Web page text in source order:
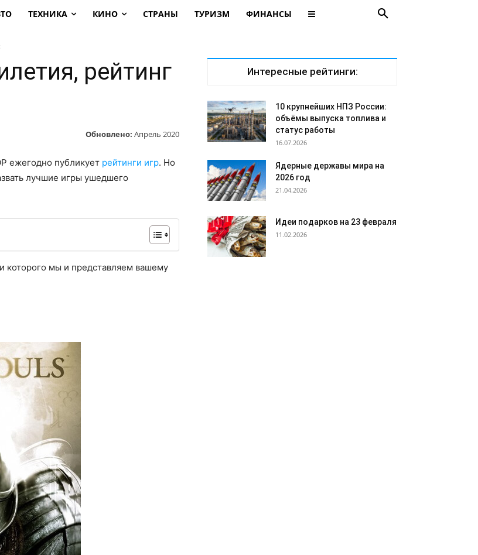
ТЕХНИКА КИНО СТРАНЫ ТУРИЗМ ФИНАНСЫ
рейтинг
Обновлено: Апрель 2020
ежегодно публикует рейтинги игр. Но
лучшие игры ушедшего
которого мы и представляем вашему
Интересные рейтинги:
10 крупнейших НПЗ России:
объёмы выпуска топлива и
статус работы
16.07.2026
Ядерные державы мира на
2026 год
21.04.2026
Идеи подарков на 23 февраля
11.02.2026